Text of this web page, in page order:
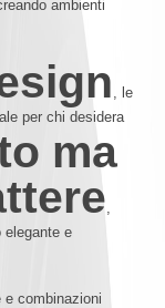
ambienti
, le
per chi desidera
ma
elegante e
e combinazioni